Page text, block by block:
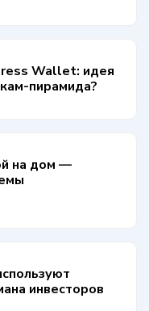
Wallet: идея
пирамида?
на дом —
инвесторов